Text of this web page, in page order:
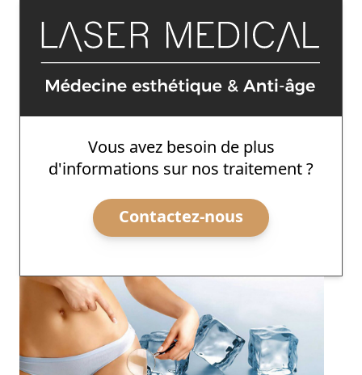
Vous avez besoin de plus
d'informations sur nos traitement ?
Contactez-nous